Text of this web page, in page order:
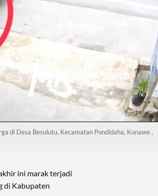
di Desa Besulutu, Kecamatan Pondidaha, Konawe ,
ini marak terjadi
di Kabupaten